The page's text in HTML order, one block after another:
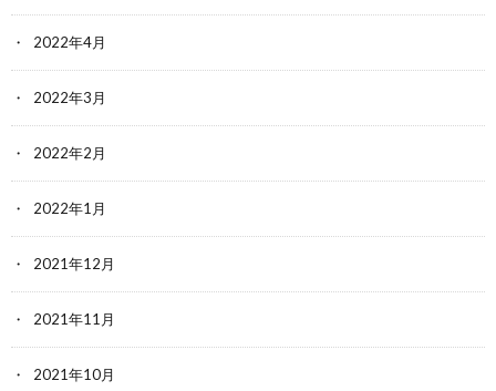
2022年4月
2022年3月
2022年2月
2022年1月
2021年12月
2021年11月
2021年10月